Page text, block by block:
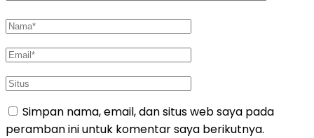
Simpan nama, email, dan situs web saya pada
peramban ini untuk komentar saya berikutnya.